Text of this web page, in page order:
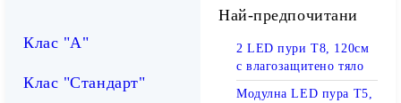
Клас "А"
Клас "Стандарт"
Най-предпочитани
2 LED пури T8, 120см
с влагозащитено тяло
Модулна LED пура T5,